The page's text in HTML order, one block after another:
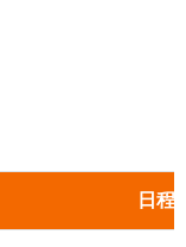
日程